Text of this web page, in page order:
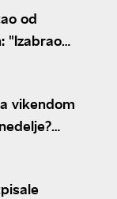
od
"Izabrao
vikendom